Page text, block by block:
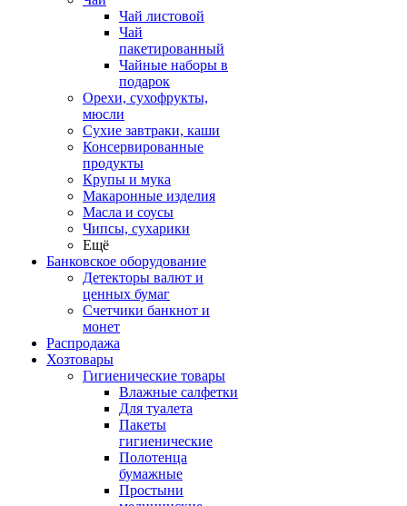
Чай листовой
Чай
пакетированный
Чайные наборы в
подарок
Орехи, сухофрукты,
мюсли
Сухие завтраки, каши
Консервированные
продукты
Крупы и мука
Макаронные изделия
Масла и соусы
Чипсы, сухарики
Ещё
Банковское оборудование
Детекторы валют и
ценных бумаг
Счетчики банкнот и
монет
Распродажа
Хозтовары
Гигиенические товары
Влажные салфетки
Для туалета
Пакеты
гигиенические
Полотенца
бумажные
Простыни